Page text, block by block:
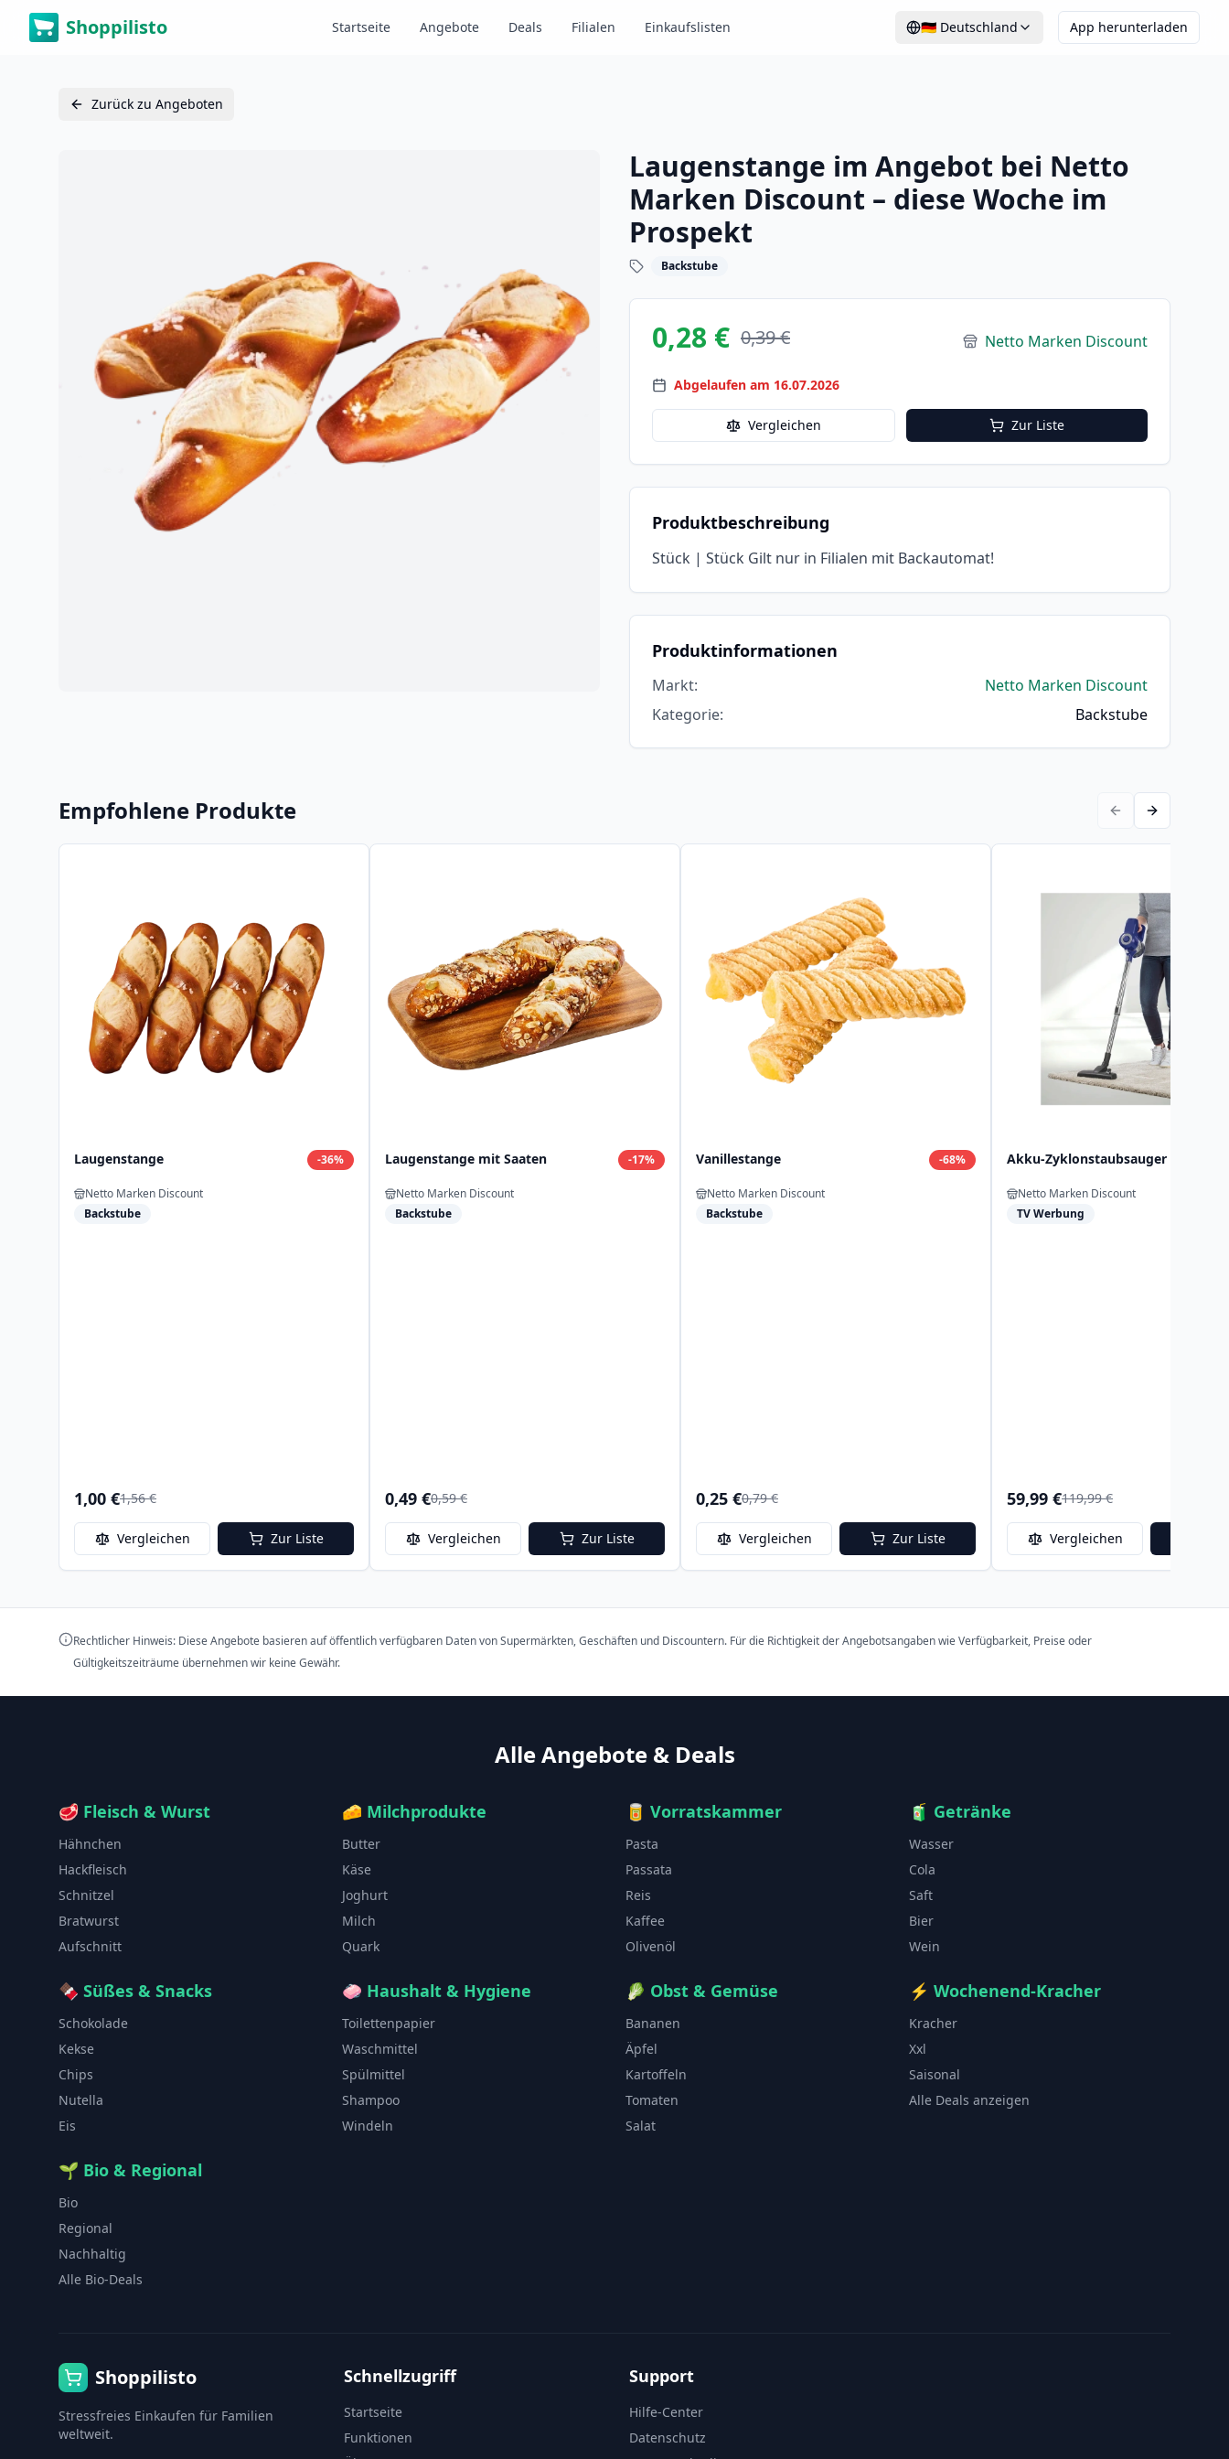
Shoppilisto Startseite Angebote Deals Filialen Einkaufslisten 🇩🇪 Deutschland App herunterladen
Zurück zu Angeboten
Laugenstange im Angebot bei Netto
Marken Discount – diese Woche im
Prospekt
Backstube
0,28 € 0,39 € Netto Marken Discount
Abgelaufen am 16.07.2026
Vergleichen Zur Liste
Produktbeschreibung
Stück | Stück Gilt nur in Filialen mit Backautomat!
Produktinformationen
Markt:
Netto Marken Discount
Kategorie: Backstube
Empfohlene Produkte
Laugenstange -36%
Netto Marken Discount
Backstube
1,00 €1,56 €
Vergleichen Zur Liste
Laugenstange mit Saaten -17%
Netto Marken Discount
Backstube
0,49 €0,59 €
Vergleichen Zur Liste
Vanillestange -68%
Netto Marken Discount
Backstube
0,25 €0,79 €
Vergleichen Zur Liste
Akku-Zyklonstaubsauger
Netto Marken Discount
TV Werbung
59,99 €119,99 €
Vergleichen
Rechtlicher Hinweis: Diese Angebote basieren auf öffentlich verfügbaren Daten von Supermärkten, Geschäften und Discountern. Für die Richtigkeit der Angebotsangaben wie Verfügbarkeit, Preise oder
Gültigkeitszeiträume übernehmen wir keine Gewähr.
Alle Angebote & Deals
🥩 Fleisch & Wurst
Hähnchen
Hackfleisch
Schnitzel
Bratwurst
Aufschnitt
🧀 Milchprodukte
Butter
Käse
Joghurt
Milch
Quark
🥫 Vorratskammer
Pasta
Passata
Reis
Kaffee
Olivenöl
🧃 Getränke
Wasser
Cola
Saft
Bier
Wein
🍫 Süßes & Snacks
Schokolade
Kekse
Chips
Nutella
Eis
🧼 Haushalt & Hygiene
Toilettenpapier
Waschmittel
Spülmittel
Shampoo
Windeln
🥬 Obst & Gemüse
Bananen
Äpfel
Kartoffeln
Tomaten
Salat
⚡ Wochenend-Kracher
Kracher
Xxl
Saisonal
Alle Deals anzeigen
🌱 Bio & Regional
Bio
Regional
Nachhaltig
Alle Bio-Deals
Shoppilisto
Stressfreies Einkaufen für Familien
weltweit.
Schnellzugriff
Startseite
Funktionen
Support
Hilfe-Center
Datenschutz